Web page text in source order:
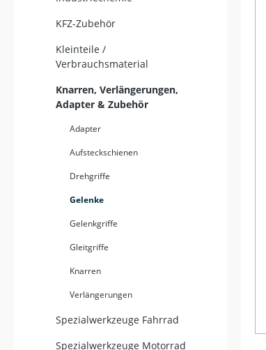
KFZ-Zubehör
Kleinteile /
Verbrauchsmaterial
Knarren, Verlängerungen,
Adapter & Zubehör
Adapter
Aufsteckschienen
Drehgriffe
Gelenke
Gelenkgriffe
Gleitgriffe
Knarren
Verlängerungen
Spezialwerkzeuge Fahrrad
Spezialwerkzeuge Motorrad